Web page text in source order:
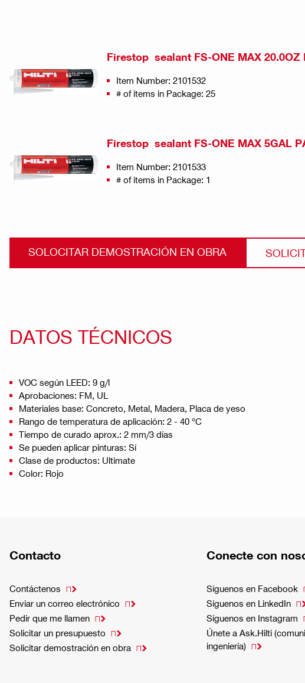
Firestop sealant FS-ONE MAX 20.0OZ
Item Number: 2101532
# of items in Package: 25
Firestop sealant FS-ONE MAX 5GAL
Item Number: 2101533
# of items in Package: 1
SOLOCITAR DEMOSTRACIÓN EN OBRA
DATOS TÉCNICOS
VOC según LEED: 9 g/l
Aprobaciones: FM, UL
Materiales base: Concreto, Metal, Madera, Placa de yeso
Rango de temperatura de aplicación: 2 - 40 °C
Tiempo de curado aprox.: 2 mm/3 días
Se pueden aplicar pinturas: Sí
Clase de productos: Ultimate
Color: Rojo
Contacto
Contáctenos 
Enviar un correo electrónico 
Pedir que me llamen 
Solicitar un presupuesto 
Solicitar demostración en obra 
Conecte con
Síguenos en Facebook
Síguenos en LinkedIn
Síguenos en Instagram
Únete a Ask.Hilti
ingeniería) 